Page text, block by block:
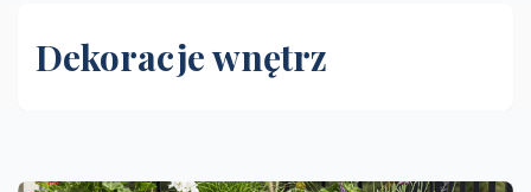
Dekoracje wnętrz